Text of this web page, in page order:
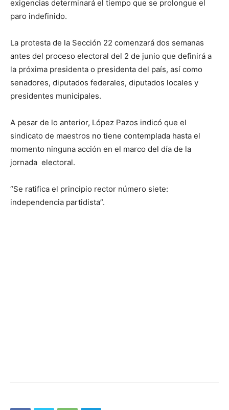
exigencias determinará el tiempo que se prolongue el
paro indefinido.
La protesta de la Sección 22 comenzará dos semanas
antes del proceso electoral del 2 de junio que definirá a
la próxima presidenta o presidenta del país, así como
senadores, diputados federales, diputados locales y
presidentes municipales.
A pesar de lo anterior, López Pazos indicó que el
sindicato de maestros no tiene contemplada hasta el
momento ninguna acción en el marco del día de la
jornada electoral.
“Se ratifica el principio rector número siete:
independencia partidista”.